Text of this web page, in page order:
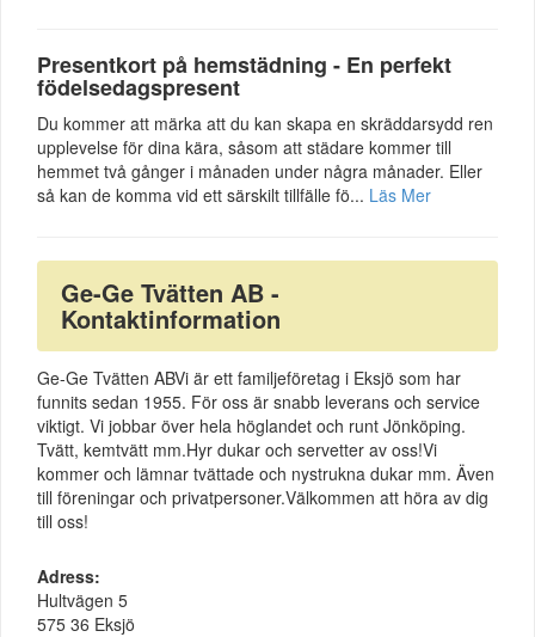
Presentkort på hemstädning - En perfekt
födelsedagspresent
Du kommer att märka att du kan skapa en skräddarsydd ren
upplevelse för dina kära, såsom att städare kommer till
hemmet två gånger i månaden under några månader. Eller
så kan de komma vid ett särskilt tillfälle fö... Läs Mer
Ge-Ge Tvätten AB -
Kontaktinformation
Ge-Ge Tvätten ABVi är ett familjeföretag i Eksjö som har
funnits sedan 1955. För oss är snabb leverans och service
viktigt. Vi jobbar över hela höglandet och runt Jönköping.
Tvätt, kemtvätt mm.Hyr dukar och servetter av oss!Vi
kommer och lämnar tvättade och nystrukna dukar mm. Även
till föreningar och privatpersoner.Välkommen att höra av dig
till oss!
Adress:
Hultvägen 5
575 36 Eksjö